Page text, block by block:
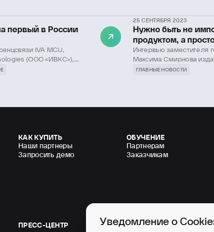
первый в России
IVA MCU,
(ООО «ИВКС»),
в России рейтинга ВКС,
25 СЕНТЯБРЯ 2023
Нужно быть не
продуктом, а
Интервью заместителя
Максима Смирнова
ГЛАВНЫЕ НОВОСТИ
КАК КУПИТЬ
Наши партнеры
Запросить демо
ОБУЧЕНИЕ
Партнерам
Заказчикам
ПРЕСС-ЦЕНТР ИНВЕСТОРАМ
Уведомление о